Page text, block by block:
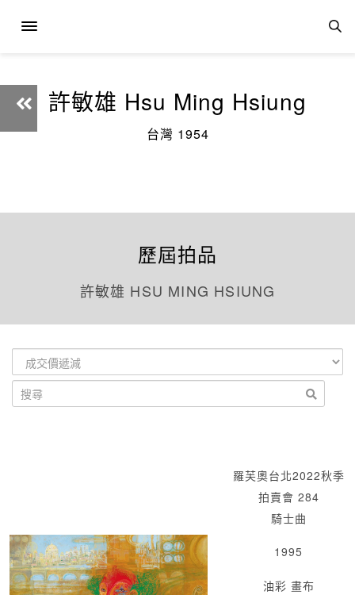
許敏雄 Hsu Ming Hsiung
台灣 1954
歷屆拍品
許敏雄 HSU MING HSIUNG
羅芙奧台北2022秋季
拍賣會 284
騎士曲
1995
油彩 畫布